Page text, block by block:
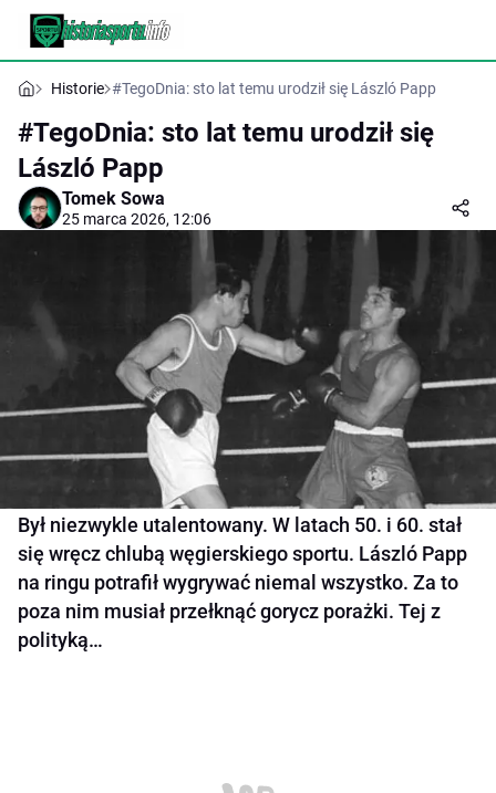
Historie #TegoDnia: sto lat temu urodził się László Papp
#TegoDnia: sto lat temu urodził się
László Papp
Tomek Sowa
25 marca 2026, 12:06
Był niezwykle utalentowany. W latach 50. i 60. stał
się wręcz chlubą węgierskiego sportu. László Papp
na ringu potrafił wygrywać niemal wszystko. Za to
poza nim musiał przełknąć gorycz porażki. Tej z
polityką…